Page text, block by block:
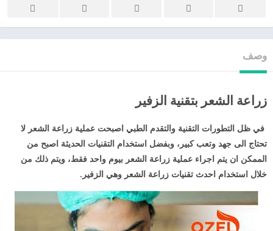
وصف
زراعة الشعر بتقنية الزفير
في ظل التطورات التقنية والتقدم الطبي اصبحت عملية زراعة الشعر لا
تحتاج الى جهد وتعب كبير، وبفضل استخدام التقنيات الحديثة اصبح من
الممكن ان يتم اجراء عملية زراعة الشعر بيوم واحد فقط، ويتم ذلك من
خلال استخدام احدث تقنيات زراعة الشعر وهي الزفير.